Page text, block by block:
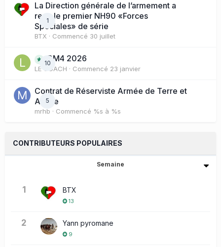
1
La Direction générale de l’armement a
reçu le premier NH90 «Forces
Spéciales» de série
BTX · Commencé 30 juillet
10BM4 2026
LE COACH · Commencé 23 janvier
5
Contrat de Réserviste Armée de Terre et
Active
mrhb · Commencé %s à %s
CONTRIBUTEURS POPULAIRES
Semaine
1 BTX
13
2 Yann pyromane
9